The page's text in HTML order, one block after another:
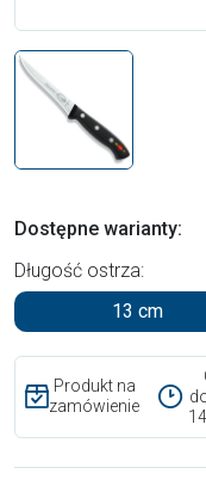
Dostępne warianty:
Długość ostrza:
13 cm
Produkt na
zamówienie